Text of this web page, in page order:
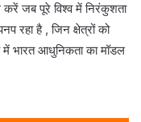
करें जब पूरे विश्व में निरंकुशता
रहा है , जिन क्षेत्रों को
भारत आधुनिकता का मॉडल